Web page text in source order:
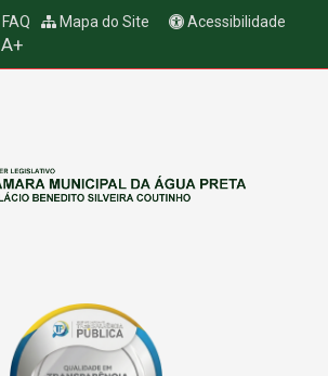
FAQ Mapa do Site
Acessibilidade
A+